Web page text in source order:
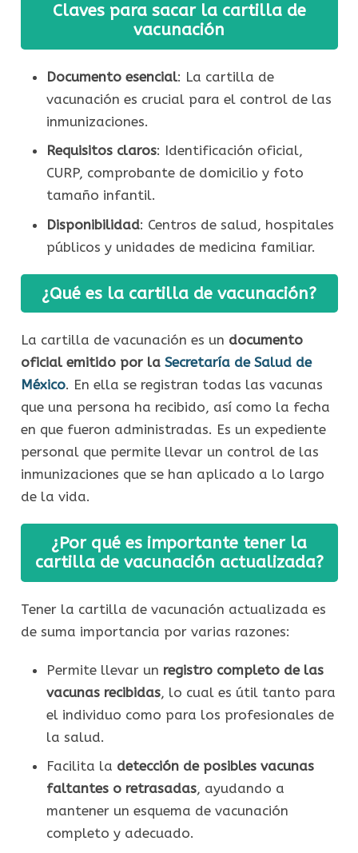
Claves para sacar la cartilla de
vacunación
Documento esencial: La cartilla de
vacunación es crucial para el control de las
inmunizaciones.
Requisitos claros: Identificación oficial,
CURP, comprobante de domicilio y foto
tamaño infantil.
Disponibilidad: Centros de salud, hospitales
públicos y unidades de medicina familiar.
¿Qué es la cartilla de vacunación?
La cartilla de vacunación es un documento
oficial emitido por la Secretaría de Salud de
México. En ella se registran todas las vacunas
que una persona ha recibido, así como la fecha
en que fueron administradas. Es un expediente
personal que permite llevar un control de las
inmunizaciones que se han aplicado a lo largo
de la vida.
¿Por qué es importante tener la
cartilla de vacunación actualizada?
Tener la cartilla de vacunación actualizada es
de suma importancia por varias razones:
Permite llevar un registro completo de las
vacunas recibidas, lo cual es útil tanto para
el individuo como para los profesionales de
la salud.
Facilita la detección de posibles vacunas
faltantes o retrasadas, ayudando a
mantener un esquema de vacunación
completo y adecuado.